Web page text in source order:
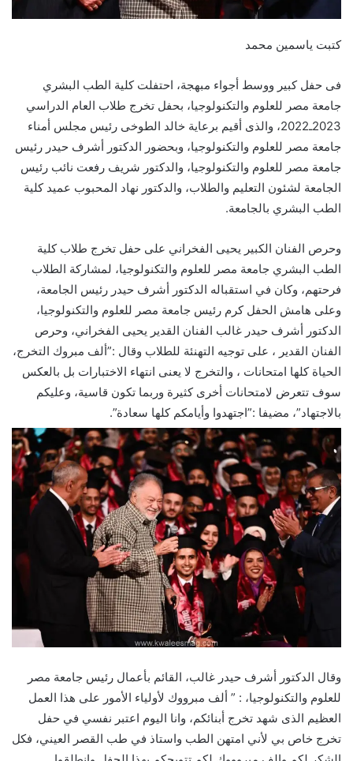
كتبت ياسمين محمد
فى حفل كبير ووسط أجواء مبهجة، احتفلت كلية الطب البشري
جامعة مصر للعلوم والتكنولوجيا، بحفل تخرج طلاب العام الدراسي
2023ـ2022، والذى أقيم برعاية خالد الطوخى رئيس مجلس أمناء
جامعة مصر للعلوم والتكنولوجيا، وبحضور الدكتور أشرف حيدر رئيس
جامعة مصر للعلوم والتكنولوجيا، والدكتور شريف رفعت نائب رئيس
الجامعة لشئون التعليم والطلاب، والدكتور نهاد المحبوب عميد كلية
الطب البشري بالجامعة.
وحرص الفنان الكبير يحيى الفخراني على حفل تخرج طلاب كلية
الطب البشري جامعة مصر للعلوم والتكنولوجيا، لمشاركة الطلاب
فرحتهم، وكان في استقباله الدكتور أشرف حيدر رئيس الجامعة،
وعلى هامش الحفل كرم رئيس جامعة مصر للعلوم والتكنولوجيا،
الدكتور أشرف حيدر غالب الفنان القدير يحيى الفخراني، وحرص
الفنان القدير ، على توجيه التهنئة للطلاب وقال :”ألف مبروك التخرج،
الحياة كلها امتحانات ، والتخرج لا يعنى انتهاء الاختبارات بل بالعكس
سوف تتعرض لامتحانات أخرى كثيرة وربما تكون قاسية، وعليكم
بالاجتهاد”، مضيفا :”اجتهدوا وأيامكم كلها سعادة”.
وقال الدكتور أشرف حيدر غالب، القائم بأعمال رئيس جامعة مصر
للعلوم والتكنولوجيا، : ” ألف مبرووك لأولياء الأمور على هذا العمل
العظيم الذى شهد تخرج أبنائكم، وانا اليوم اعتبر نفسي في حفل
تخرج خاص بي لأني امتهن الطب واستاذ في طب القصر العيني، فكل